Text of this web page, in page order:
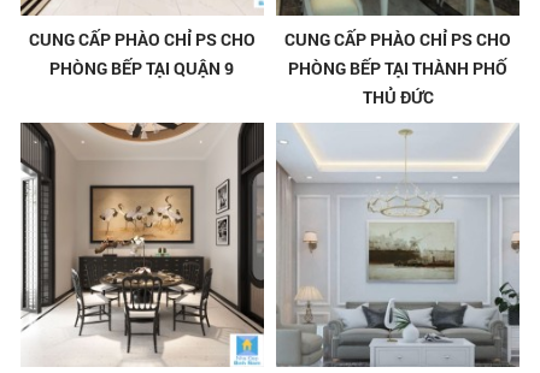
CUNG CẤP PHÀO CHỈ PS CHO
PHÒNG BẾP TẠI QUẬN 9
CUNG CẤP PHÀO CHỈ PS CHO
PHÒNG BẾP TẠI THÀNH PHỐ
THỦ ĐỨC